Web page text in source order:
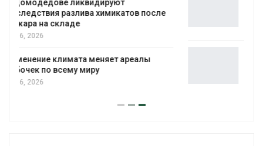
климата»: исследование показало
пределы экологических расчётов
Авг 5, 2026
экологическую премию
«Экопозитив-2026»